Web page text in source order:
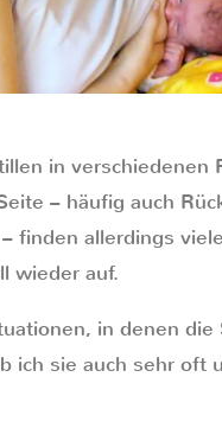
in
– häufig auch
finden allerdings
wieder auf.
in denen
ich sie auch sehr oft